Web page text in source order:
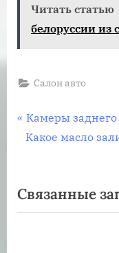
Читать статью
белоруссии из
Салон авто
П
р
ы
д
Камеры заднего
С
д
у
Какое масло
Связанные